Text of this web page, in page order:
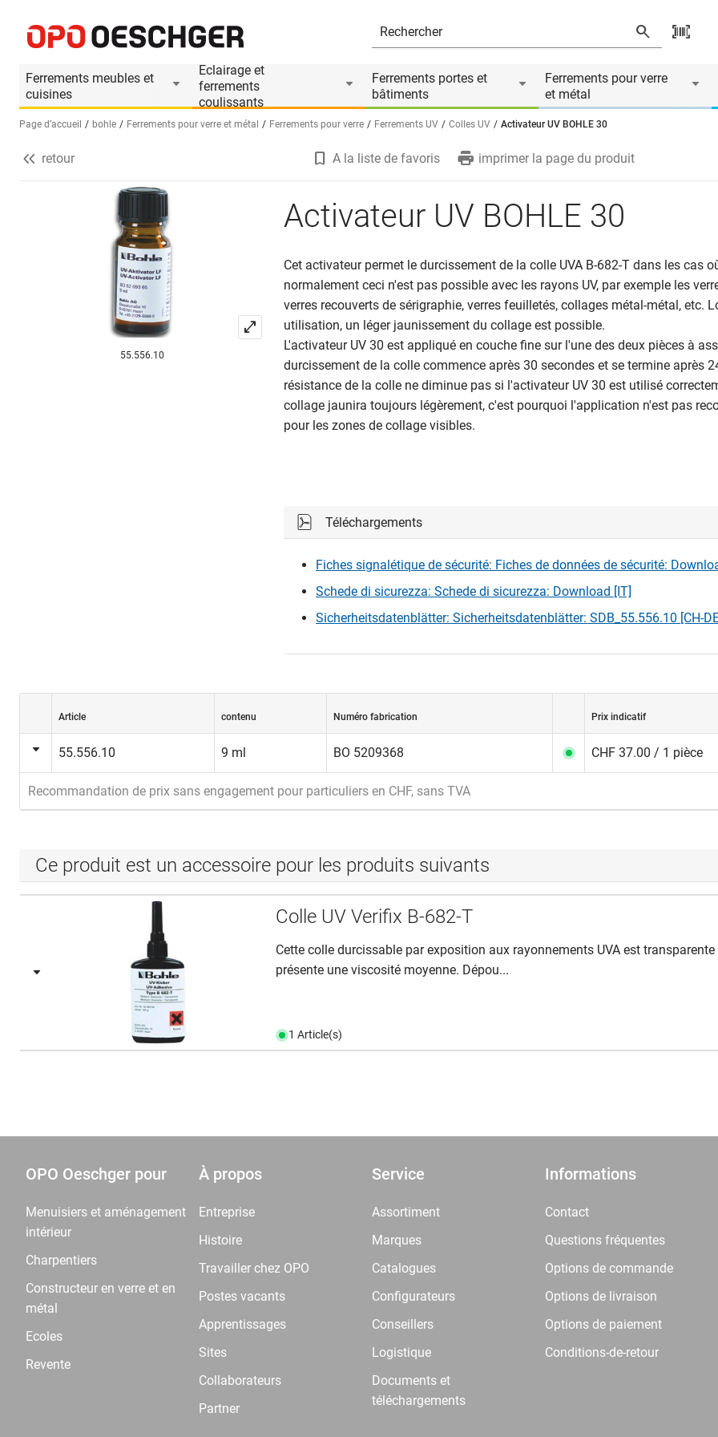
Ferrements meubles et
cuisines
Eclairage et
ferrements
coulissants
Ferrements portes et
bâtiments
Ferrements pour verre
et métal
Sélectionnez une langue (FR)
Page d’accueil bohle Ferrements pour verre et métal Ferrements pour verre Ferrements UV Colles UV Activateur UV BOHLE 30
Informations produit
Le produit est accessoire de
retour A la liste de favoris imprimer la page du produit
55.556.10
Activateur UV BOHLE 30
Cet activateur permet le durcissement de la colle UVA B-682-T dans les cas
normalement ceci n'est pas possible avec les rayons UV, par exemple les
verres recouverts de sérigraphie, verres feuilletés, collages métal-métal, etc.
utilisation, un léger jaunissement du collage est possible.
L'activateur UV 30 est appliqué en couche fine sur l'une des deux pièces à
durcissement de la colle commence après 30 secondes et se termine après
résistance de la colle ne diminue pas si l'activateur UV 30 est utilisé
collage jaunira toujours légèrement, c'est pourquoi l'application n'est pas
pour les zones de collage visibles.
Téléchargements
Fiches signalétique de sécurité: Fiches de données de sécurité:
Schede di sicurezza: Schede di sicurezza: Download [IT]
Sicherheitsdatenblätter: Sicherheitsdatenblätter: SDB_55.556.10 [CH-
Article contenu Numéro fabrication Prix indicatif
55.556.10 9 ml BO 5209368 CHF 37.00 / 1 pièce
Recommandation de prix sans engagement pour particuliers en CHF, sans TVA
Ce produit est un accessoire pour les produits suivants
Colle UV Verifix B-682-T
Cette colle durcissable par exposition aux rayonnements UVA est transparente
présente une viscosité moyenne. Dépou...
1 Article(s)
OPO Oeschger pour
Menuisiers et aménagement
intérieur
Charpentiers
Constructeur en verre et en
métal
Ecoles
Revente
À propos
Entreprise
Histoire
Travailler chez OPO
Postes vacants
Apprentissages
Sites
Collaborateurs
Partner
Service
Assortiment
Marques
Catalogues
Configurateurs
Conseillers
Logistique
Documents et
téléchargements
Informations
Contact
Questions fréquentes
Options de commande
Options de livraison
Options de paiement
Conditions-de-retour